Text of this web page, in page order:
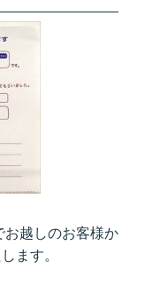
お越しのお客様か
ます。